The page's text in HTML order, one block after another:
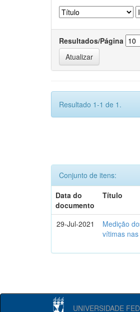
Resultados/Página
Resultado 1-1 de 1.
Conjunto de itens:
Data do
documento
Título
29-Jul-2021
Medição
vítimas
UNIVERSIDADE